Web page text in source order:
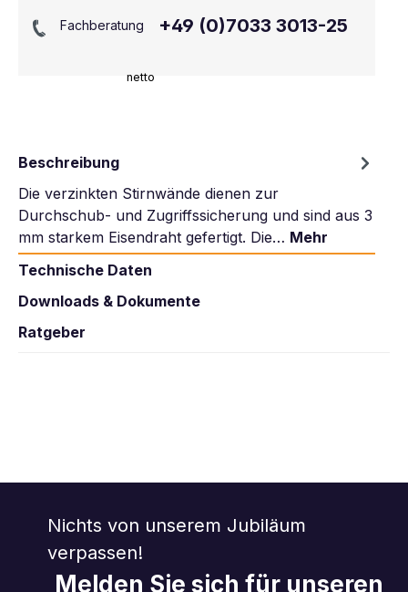
netto
Fachberatung +49 (0)7033 3013-25
Beschreibung
Die verzinkten Stirnwände dienen zur
Durchschub- und Zugriffssicherung und sind aus 3
mm starkem Eisendraht gefertigt. Die… Mehr
Technische Daten
Downloads & Dokumente
Ratgeber
Nichts von unserem Jubiläum
verpassen!
Melden Sie sich für unseren